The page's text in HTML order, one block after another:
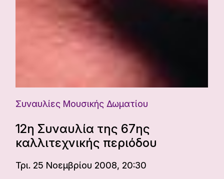
Συναυλίες Μουσικής Δωματίου
12η Συναυλία της 67ης
καλλιτεχνικής περιόδου
Τρι. 25 Νοεμβρίου 2008, 20:30